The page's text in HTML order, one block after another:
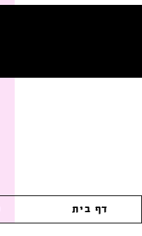
דף בית